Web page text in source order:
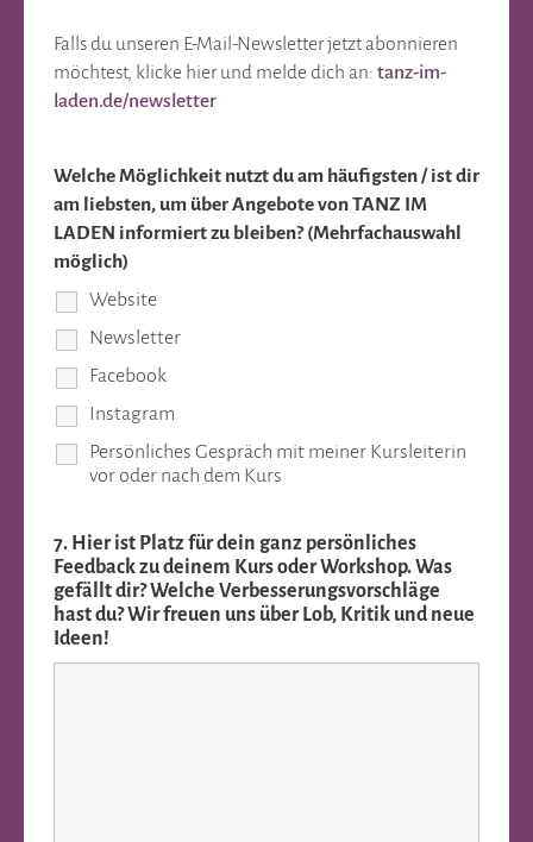
Falls du unseren E-Mail-Newsletter jetzt abonnieren
möchtest, klicke hier und melde dich an: tanz-im-
laden.de/newsletter
Welche Möglichkeit nutzt du am häufigsten / ist dir
am liebsten, um über Angebote von TANZ IM
LADEN informiert zu bleiben? (Mehrfachauswahl
möglich)
Website
Newsletter
Facebook
Instagram
Persönliches Gespräch mit meiner Kursleiterin
vor oder nach dem Kurs
7. Hier ist Platz für dein ganz persönliches
Feedback zu deinem Kurs oder Workshop. Was
gefällt dir? Welche Verbesserungsvorschläge
hast du? Wir freuen uns über Lob, Kritik und neue
Ideen!